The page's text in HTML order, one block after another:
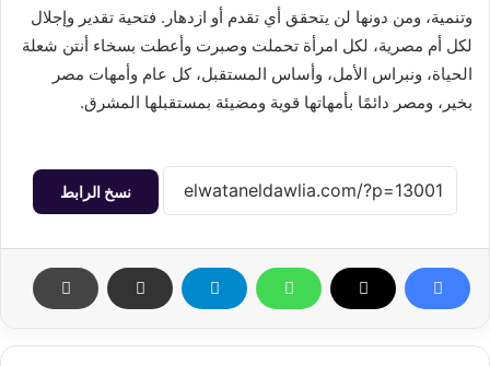
وتنمية، ومن دونها لن يتحقق أي تقدم أو ازدهار. فتحية تقدير وإجلال
لكل أم مصرية، لكل امرأة تحملت وصبرت وأعطت بسخاء أنتن شعلة
الحياة، ونبراس الأمل، وأساس المستقبل، كل عام وأمهات مصر
بخير، ومصر دائمًا بأمهاتها قوية ومضيئة بمستقبلها المشرق.
نسخ الرابط